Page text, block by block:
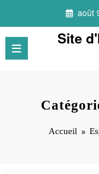
contenu
août
Site
Accueil